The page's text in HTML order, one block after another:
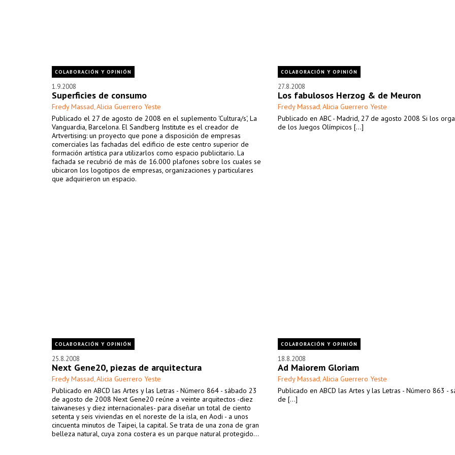
COLABORACIÓN Y OPINIÓN
1.9.2008
Superficies de consumo
Fredy Massad, Alicia Guerrero Yeste
Publicado el 27 de agosto de 2008 en el suplemento 'Cultura/s', La
Vanguardia, Barcelona. El Sandberg Institute es el creador de
Artvertising: un proyecto que pone a disposición de empresas
comerciales las fachadas del edificio de este centro superior de
formación artística para utilizarlos como espacio publicitario. La
fachada se recubrió de más de 16.000 plafones sobre los cuales se
ubicaron los logotipos de empresas, organizaciones y particulares
que adquirieron un espacio.
COLABORACIÓN Y OPINIÓN
27.8.2008
Los fabulosos Herzog & de Meuron
Fredy Massad, Alicia Guerrero Yeste
Publicado en ABC - Madrid, 27 de agosto 2008 Si los
de los Juegos Olímpicos [...]
COLABORACIÓN Y OPINIÓN
25.8.2008
Next Gene20, piezas de arquitectura
Fredy Massad, Alicia Guerrero Yeste
Publicado en ABCD las Artes y las Letras - Número 864 - sábado 23
de agosto de 2008 Next Gene20 reúne a veinte arquitectos -diez
taiwaneses y diez internacionales- para diseñar un total de ciento
setenta y seis viviendas en el noreste de la isla, en Aodi - a unos
cincuenta minutos de Taipei, la capital. Se trata de una zona de gran
belleza natural, cuya zona costera es un parque natural protegido...
COLABORACIÓN Y OPINIÓN
18.8.2008
Ad Maiorem Gloriam
Fredy Massad, Alicia Guerrero Yeste
Publicado en ABCD las Artes y las Letras - Número 863 -
de [...]